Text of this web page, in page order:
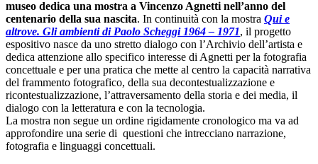
museo dedica una mostra a Vincenzo Agnetti nell’anno del
centenario della sua nascita. In continuità con la mostra Qui e
altrove. Gli ambienti di Paolo Scheggi 1964 – 1971, il progetto
espositivo nasce da uno stretto dialogo con l’Archivio dell’artista e
dedica attenzione allo specifico interesse di Agnetti per la fotografia
concettuale e per una pratica che mette al centro la capacità narrativa
del frammento fotografico, della sua decontestualizzazione e
ricontestualizzazione, l’attraversamento della storia e dei media, il
dialogo con la letteratura e con la tecnologia.
La mostra non segue un ordine rigidamente cronologico ma va ad
approfondire una serie di questioni che intrecciano narrazione,
fotografia e linguaggi concettuali.